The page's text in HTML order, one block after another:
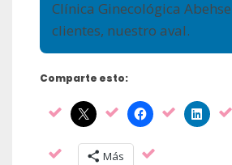
Clínica Ginecológica
clientes, nuestro aval.
Comparte esto:
Más